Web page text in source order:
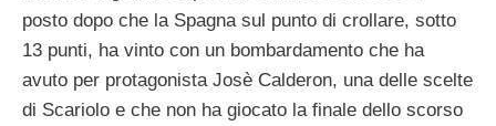
posto dopo che la Spagna sul punto di crollare, sotto
13 punti, ha vinto con un bombardamento che ha
avuto per protagonista Josè Calderon, una delle scelte
di Scariolo e che non ha giocato la finale dello scorso